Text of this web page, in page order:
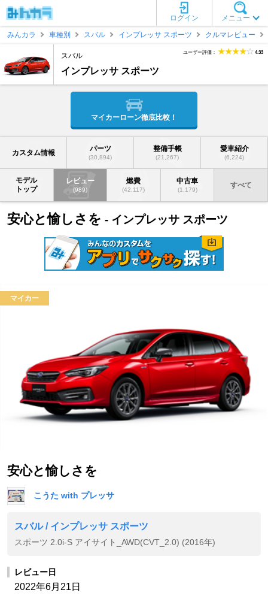
メニュー
ログイン
みんカラ
車種別 スバル インプレッサ スポーツ クルマレビュー
スバル
インプレッサ スポーツ
ユーザー評価： 4.33
マイカーローン徹底比較！
カスタム情報 パーツ
(30,894)
整備手帳
(21,267)
愛車紹介
(6,224)
モデル
トップ
レビュー
(989)
燃費
(42,117)
中古車
(1,179)
すべて
安心と愉しさを - インプレッサ スポーツ
マイカー
安心と愉しさを
こうた with プレッサ
スバル / インプレッサ スポーツ
スポーツ 2.0i-S アイサイト_AWD(CVT_2.0) (2016年)
レビュー日
2022年6月21日